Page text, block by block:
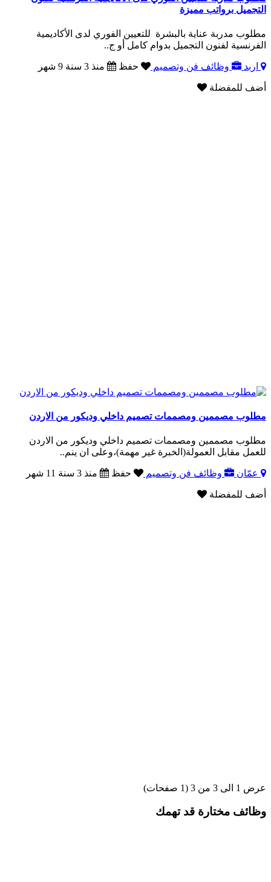
التجميل برواتب مميزة
مطلوب مدربة عناية بالبشرة للتعيين الفوري لدى الأكاديمية
الفرنسية لفنون التجميل بدوام كامل أو ج..
اربد وظائف فن وتصميم حفظ منذ 3 سنة 9 شهر
أضف للمفضلة
مطلوب مصممين ومصممات تصميم داخلي وديكور من الاردن
مطلوب مصممين ومصممات تصميم داخلي وديكور من الاردن
للعمل مقابل العمولة(الخبرة غير مهمة)،وعلى ان ينم..
عمّان وظائف فن وتصميم حفظ منذ 3 سنة 11 شهر
أضف للمفضلة
عرض 1 الى 3 من 3 (1 صفحات)
وظائف مختارة قد تهمك